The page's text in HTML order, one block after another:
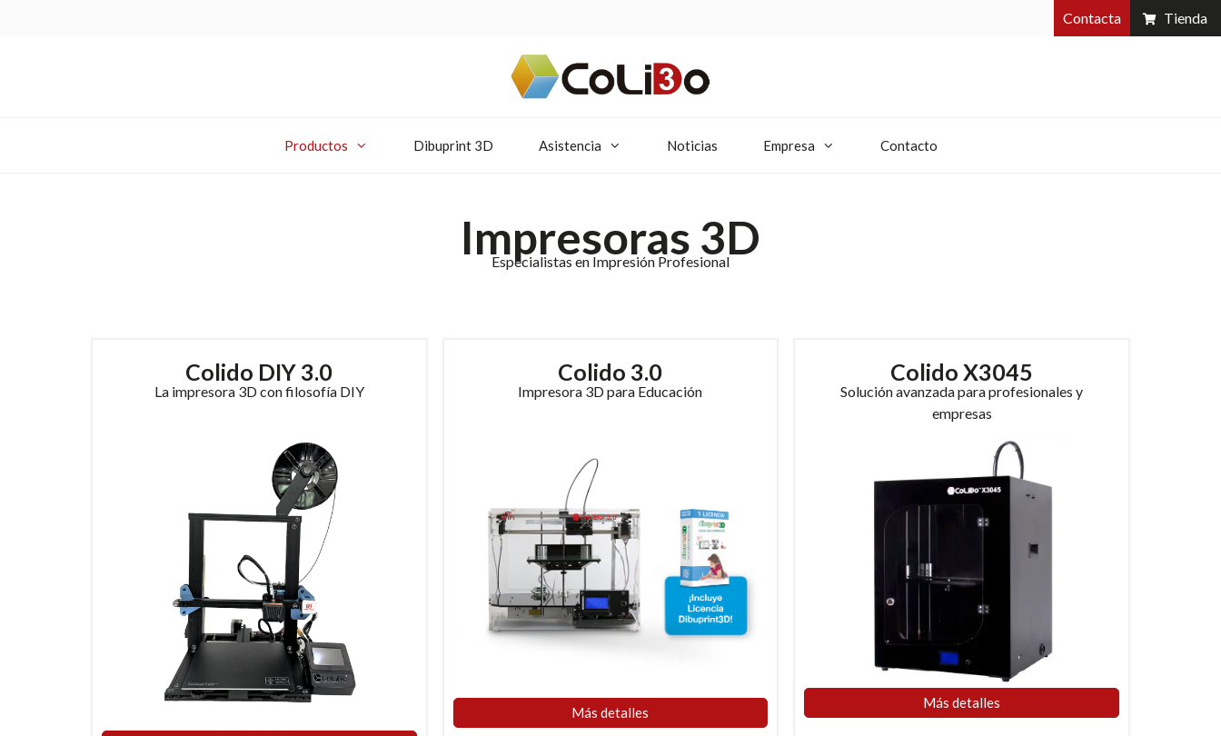
Contacta Tienda
Productos Dibuprint 3D Asistencia Noticias Empresa Contacto
Impresoras 3D
Especialistas en Impresión Profesional
Colido DIY 3.0
La impresora 3D con filosofía DIY
Colido 3.0
Impresora 3D para Educación
Más detalles​
Colido X3045
Solución avanzada para profesionales y
empresas
Más detalles​